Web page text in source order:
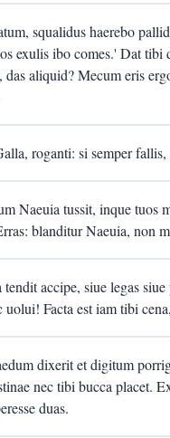
squalidus haerebo
exulis ibo comes.' Dat
aliquid? Mecum eris
roganti: si semper
Naeuia tussit, inque tuos
blanditur Naeuia, non
accipe, siue legas
Facta est iam tibi
dixerit et digitum
nec tibi bucca placet.
duas.